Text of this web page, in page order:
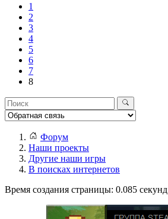
1
2
3
4
5
6
7
8
Форум
Наши проекты
Другие наши игры
В поисках интернетов
Время создания страницы: 0.085 секунд